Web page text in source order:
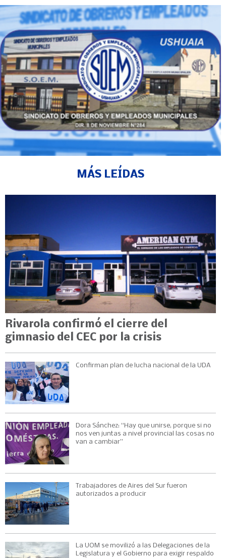
MÁS LEÍDAS
Rivarola confirmó el cierre del
gimnasio del CEC por la crisis
Confirman plan de lucha nacional de la UDA
Dora Sánchez: “Hay que unirse, porque si no
nos ven juntas a nivel provincial las cosas no
van a cambiar”
Trabajadores de Aires del Sur fueron
autorizados a producir
La UOM se movilizó a las Delegaciones de la
Legislatura y el Gobierno para exigir respaldo